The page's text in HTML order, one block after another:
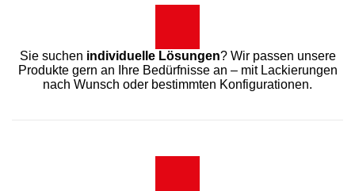
Sie suchen individuelle Lösungen? Wir passen unsere
Produkte gern an Ihre Bedürfnisse an – mit Lackierungen
nach Wunsch oder bestimmten Konfigurationen.